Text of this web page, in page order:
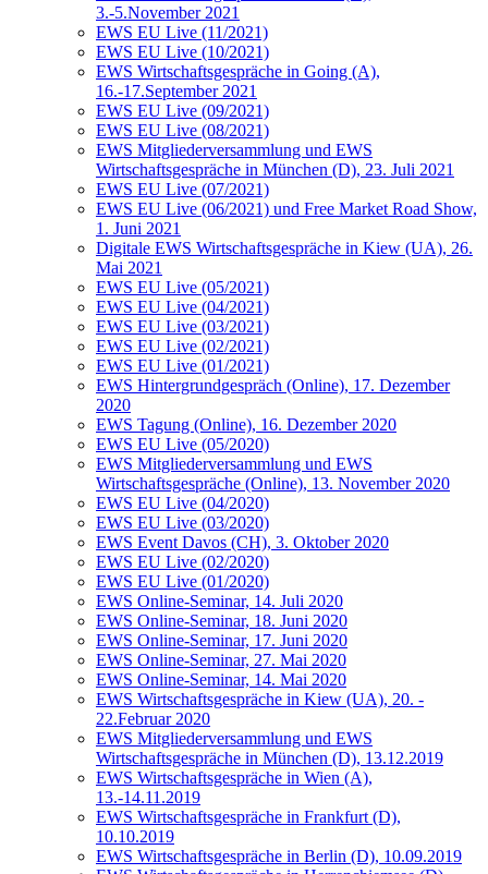
3.-5.November 2021
EWS EU Live (11/2021)
EWS EU Live (10/2021)
EWS Wirtschaftsgespräche in Going (A),
16.-17.September 2021
EWS EU Live (09/2021)
EWS EU Live (08/2021)
EWS Mitgliederversammlung und EWS
Wirtschaftsgespräche in München (D), 23. Juli 2021
EWS EU Live (07/2021)
EWS EU Live (06/2021) und Free Market Road Show,
1. Juni 2021
Digitale EWS Wirtschaftsgespräche in Kiew (UA), 26.
Mai 2021
EWS EU Live (05/2021)
EWS EU Live (04/2021)
EWS EU Live (03/2021)
EWS EU Live (02/2021)
EWS EU Live (01/2021)
EWS Hintergrundgespräch (Online), 17. Dezember
2020
EWS Tagung (Online), 16. Dezember 2020
EWS EU Live (05/2020)
EWS Mitgliederversammlung und EWS
Wirtschaftsgespräche (Online), 13. November 2020
EWS EU Live (04/2020)
EWS EU Live (03/2020)
EWS Event Davos (CH), 3. Oktober 2020
EWS EU Live (02/2020)
EWS EU Live (01/2020)
EWS Online-Seminar, 14. Juli 2020
EWS Online-Seminar, 18. Juni 2020
EWS Online-Seminar, 17. Juni 2020
EWS Online-Seminar, 27. Mai 2020
EWS Online-Seminar, 14. Mai 2020
EWS Wirtschaftsgespräche in Kiew (UA), 20. -
22.Februar 2020
EWS Mitgliederversammlung und EWS
Wirtschaftsgespräche in München (D), 13.12.2019
EWS Wirtschaftsgespräche in Wien (A),
13.-14.11.2019
EWS Wirtschaftsgespräche in Frankfurt (D),
10.10.2019
EWS Wirtschaftsgespräche in Berlin (D), 10.09.2019